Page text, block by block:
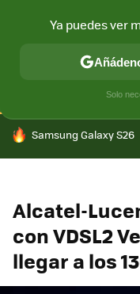
CONECTIVIDAD
HOY SE HABLA DE
Samsung Galaxy S26
Alcatel-
con VDSL2
llegar a los
Ya puedes ver
Solo